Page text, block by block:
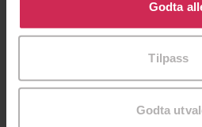
bruke cookies for alle disse
tilpasse ditt samtykke til
Godta
Tilpass
Godta
of friendship, love
Hodder &